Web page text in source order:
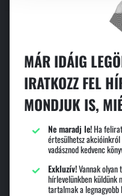
MÁR IDÁIG
IRATKOZZ FEL
MONDJUK IS,
Ne maradj le!Ha
értesülhetsz
vadásznod kedvenc
Exkluzív!Vannak
hírlevelünkben küldünk
tartalmak a legnagyobb